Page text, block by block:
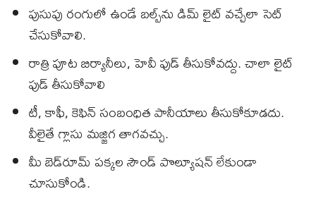
పుసుపు రంగులో ఉండే బల్బ్‌ను డిమ్‌ లైట్‌ వచ్చేలా సెట్‌
చేసుకోవాలి.
రాత్రి పూట బిర్యానీలు, హెవీ ఫుడ్‌ తీసుకోవద్దు. చాలా లైట్‌
ఫుడ్‌ తీసుకోవాలి
టీ, కాఫీ, కెఫిన్‌ సంబంధిత పానీయాలు తీసుకోకూడదు.
వీలైతే గ్లాసు మజ్జిగ తాగవచ్చు.
మీ బెడ్‌రూమ్‌ పక్కల సౌండ్‌ పొల్యూషన్‌ లేకుండా
చూసుకోండి.